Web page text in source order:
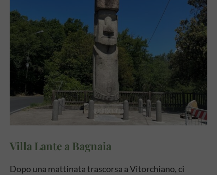
Villa Lante a Bagnaia
Dopo una mattinata trascorsa a Vitorchiano, ci